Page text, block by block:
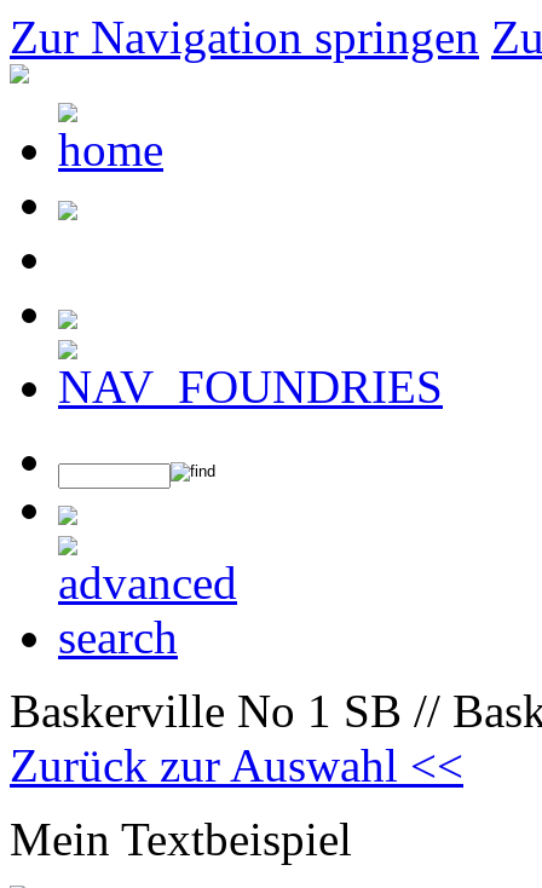
Zur Navigation springen
Baskerville No 1 SB //
Zurück zur Auswahl <<
Mein Textbeispiel